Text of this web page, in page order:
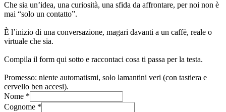
Che sia un’idea, una curiosità, una sfida da affrontare, per noi non è
mai “solo un contatto”.
È l’inizio di una conversazione, magari davanti a un caffè, reale o
virtuale che sia.
Compila il form qui sotto e raccontaci cosa ti passa per la testa.
Promesso: niente automatismi, solo lamantini veri (con tastiera e
cervello ben accesi).
Nome *
Cognome *